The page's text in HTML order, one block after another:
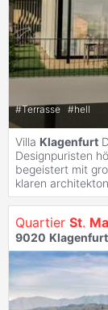
#Terrasse #hell
Villa Klagenfurt
Designpuristen
begeistert mit
klaren
Quartier St.
9020 Klagenfurt